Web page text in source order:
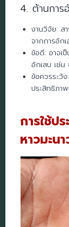
4. ต้านการ
งานวิจัย: ส
จากการอัก
ข้อดี: อาจเ
อักเสบ เช่น
ข้อควรระวั
ประสิทธิภา
การใช้ป
หาวมะน